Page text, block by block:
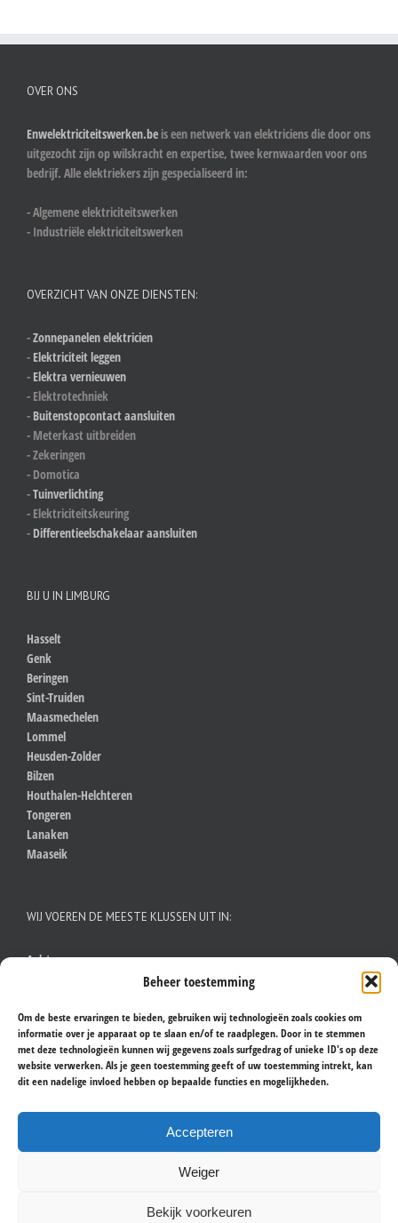
Beheer toestemming
Om de beste ervaringen te bieden, gebruiken wij technologieën zoals cookies om
informatie over je apparaat op te slaan en/of te raadplegen. Door in te stemmen
met deze technologieën kunnen wij gegevens zoals surfgedrag of unieke ID's op deze
website verwerken. Als je geen toestemming geeft of uw toestemming intrekt, kan
dit een nadelige invloed hebben op bepaalde functies en mogelijkheden.
Accepteren
Weiger
Bekijk voorkeuren
OVER ONS
Enwelektriciteitswerken.be is een netwerk van elektriciens die door ons
uitgezocht zijn op wilskracht en expertise, twee kernwaarden voor ons
bedrijf. Alle elektriekers zijn gespecialiseerd in:
- Algemene elektriciteitswerken
- Industriële elektriciteitswerken
OVERZICHT VAN ONZE DIENSTEN:
-Zonnepanelen elektricien
- Elektriciteit leggen
- Elektra vernieuwen
- Elektrotechniek
- Buitenstopcontact aansluiten
- Meterkast uitbreiden
- Zekeringen
- Domotica
-Tuinverlichting
- Elektriciteitskeuring
- Differentieelschakelaar aansluiten
BIJ U IN LIMBURG
Hasselt
Genk
Beringen
Sint-Truiden
Maasmechelen
Lommel
Heusden-Zolder
Bilzen
Houthalen-Helchteren
Tongeren
Lanaken
Maaseik
WIJ VOEREN DE MEESTE KLUSSEN UIT IN:
Aalst
Brussel
Gent
Hasselt
Kortrijk
Sint-Niklaas